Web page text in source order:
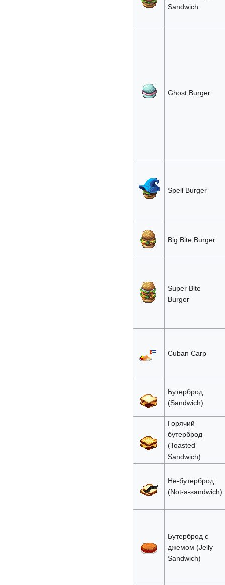
Sandwich
Ghost Burger
Spell Burger
Big Bite Burger
Super Bite
Burger
Cuban Carp
Бутерброд
(Sandwich)
Горячий
бутерброд
(Toasted
Sandwich)
Не-бутерброд
(Not-a-sandwich)
Бутерброд с
джемом (Jelly
Sandwich)